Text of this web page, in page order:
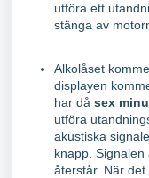
utföra ett
stänga av
Alkolåset
displayen
har då sex
utföra
akustiska
knapp.
återstår. När